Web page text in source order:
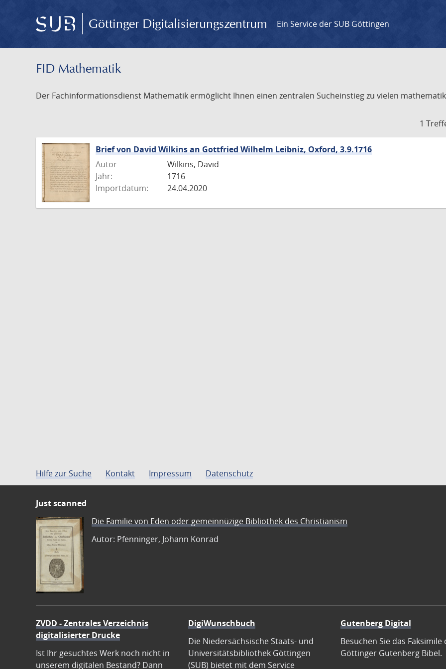
Göttinger Digitalisierungszentrum Ein Service der SUB Göttingen
FID Mathematik
Der Fachinformationsdienst Mathematik ermöglicht Ihnen einen zentralen Sucheinstieg zu vielen
1
Brief von David Wilkins an Gottfried Wilhelm Leibniz, Oxford, 3.9.1716
Autor
Wilkins, David
Jahr:
1716
Importdatum:
24.04.2020
Hilfe zur Suche Kontakt Impressum Datenschutz
Just scanned
Die Familie von Eden oder gemeinnüzige Bibliothek des Christianism
Autor: Pfenninger, Johann Konrad
ZVDD - Zentrales Verzeichnis
digitalisierter Drucke
Ist Ihr gesuchtes Werk noch nicht in
unserem digitalen Bestand? Dann
DigiWunschbuch
Die Niedersächsische Staats- und
Universitätsbibliothek Göttingen
(SUB) bietet mit dem Service
Gutenberg Digital
Besuchen Sie das Faksimile
Göttinger Gutenberg Bibel.